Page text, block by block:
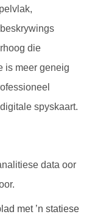
die
is meer geneig
spyskaart.
data oor
met ’n statiese